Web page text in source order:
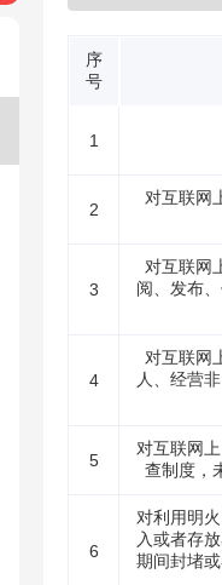
序
号
1
2
对互联网
3
对互联网
阅、发布
4
对互联网
人、经营
5
对互联网
查制度，
6
对利用明
入或者存
期间封堵